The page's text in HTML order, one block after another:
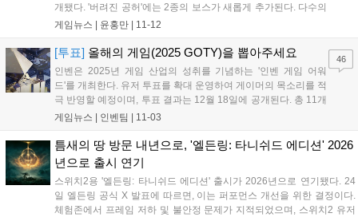
개됐다. '버려진 공허'에는 2종의 보스가 새롭게 추가된다. 다수의
천사형 보스와 붉은 괴물 형태를 띤 거대한 보스가 그것이다. 한
소 별개의 보스로 보인다는 것...
게임뉴스 | 윤홍만 11-12
[투표] 올해의 게임(2025 GOTY)을 뽑아주세요
인벤은 2025년 게임 산업의 성취를 기념하는 '인벤 게임 어워
드'를 개최한다. 유저 투표를 확대 운영하여 게이머의 목소리를 적
극 반영할 예정이며, 투표 결과는 12월 18일에 공개된다. 총 11개
부문에서 유저 투표로 수상작을 결정하며, '올해의 게임'과 '최고
지 진행되며, 참여자에게는 추첨을 통해 경품을 제공하는 이벤트
도 진행한다....
게임뉴스 | 인벤팀 11-03
46
틈새의 땅 방문 내년으로, '엘든링: 타니쉬드 에디션' 2026
년으로 출시 연기
스위치2용 '엘든링: 타니쉬드 에디션' 출시가 2026년으로 연기됐다. 24
일 엘든링 공식 X 발표에 따르면, 이는 퍼포먼스 개선을 위한 결정이다.
체험존에서 프레임 저하 및 불안정 문제가 지적되었으며, 스위치2 유저